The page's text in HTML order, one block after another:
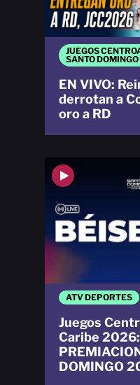
ATV DEPORTES
Juegos
Caribe
DOMINGO
JUEGOS
SANTO
EN VIVO:
derrotan a
oro a RD